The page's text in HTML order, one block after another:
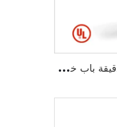
خ
تم مطاطي باب مقاوم للحريق 90 دقيقة باب خشبي مقاوم للحريق مع إطار حديدي